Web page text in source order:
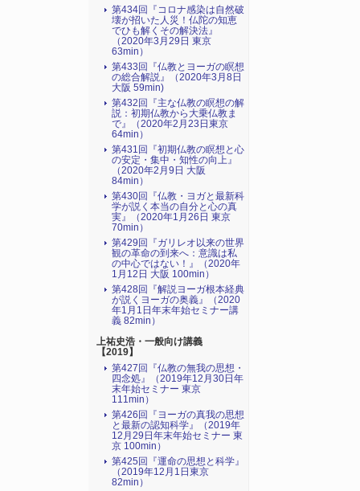
第434回『コロナ感染は自然破
壊が招いた人災！仏陀の知恵
でひも解くその解決法』
（2020年3月29日 東京
63min）
第433回『仏教とヨーガの瞑想
の総合解説』（2020年3月8日
大阪 59min)
第432回『主な仏教の瞑想の解
説：初期仏教から大乗仏教ま
で』（2020年2月23日東京
64min）
第431回『初期仏教の瞑想と心
の安定・集中・知性の向上』
（2020年2月9日 大阪
84min）
第430回『仏教・ヨガと最新科
学が説く本当の自分と心の真
実』（2020年1月26日 東京
70min）
第429回『ガリレオ以来の世界
観の革命の到来へ：意識は私
の中心ではない！』（2020年
1月12日 大阪 100min）
第428回『解説ヨーガ根本経典
が説くヨーガの奥義』（2020
年1月1日年末年始セミナー講
義 82min）
上祐史浩・一般向け講義
【2019】
第427回『仏教の無我の思想・
四念処』（2019年12月30日年
末年始セミナー 東京
111min）
第426回『ヨーガの真我の思想
と最新の認知科学』（2019年
12月29日年末年始セミナー 東
京 100min）
第425回『運命の思想と科学』
（2019年12月1日東京
82min）